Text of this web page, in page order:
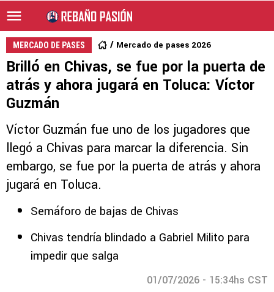
MERCADO DE PASES Mercado de pases 2026
Brilló en Chivas, se fue por la puerta de
atrás y ahora jugará en Toluca: Víctor
Guzmán
Víctor Guzmán fue uno de los jugadores que
llegó a Chivas para marcar la diferencia. Sin
embargo, se fue por la puerta de atrás y ahora
jugará en Toluca.
Semáforo de bajas de Chivas
Chivas tendría blindado a Gabriel Milito para
impedir que salga
01/07/2026 - 15:34hs CST